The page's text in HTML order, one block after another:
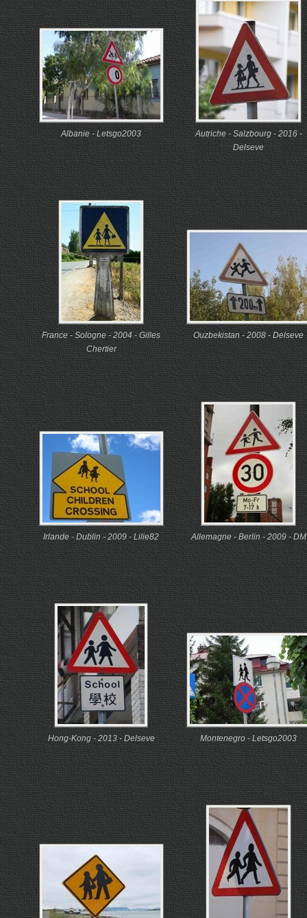
Albanie - Letsgo2003
Autriche - Salzbourg - 2016 -
Delseve
France - Sologne - 2004 - Gilles
Chertier
Ouzbekistan - 2008 - Delseve
Irlande - Dublin - 2009 - Lilie82 Allemagne - Berlin - 2009 - DM
Hong-Kong - 2013 - Delseve Montenegro - Letsgo2003